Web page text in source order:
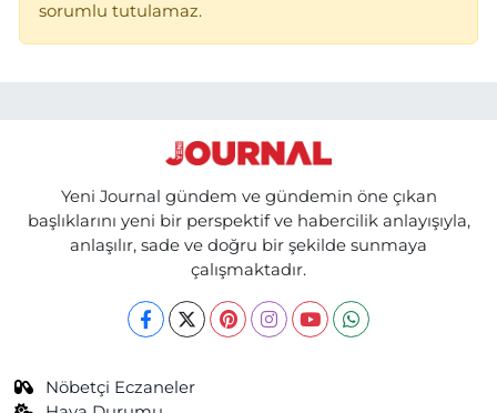
sorumlu tutulamaz.
Yeni Journal gündem ve gündemin öne çıkan
başlıklarını yeni bir perspektif ve habercilik anlayışıyla,
anlaşılır, sade ve doğru bir şekilde sunmaya
çalışmaktadır.
Nöbetçi Eczaneler